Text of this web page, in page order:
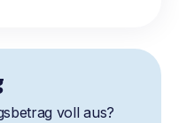
voll aus?